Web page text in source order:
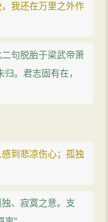
我还在万里之外作
句脱胎于梁武帝萧
。君志固有在，
到悲凉伤心；孤独
、寂寞之意。支